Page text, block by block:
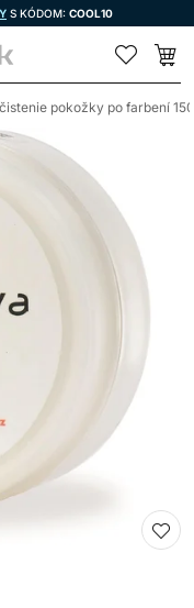
S KÓDOM: COOL10
pokožky po farbení